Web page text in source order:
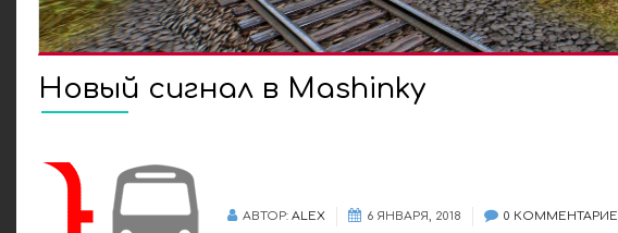
Новый сигнал в Mashinky
АВТОР: ALEX 6 ЯНВАРЯ, 2018 0